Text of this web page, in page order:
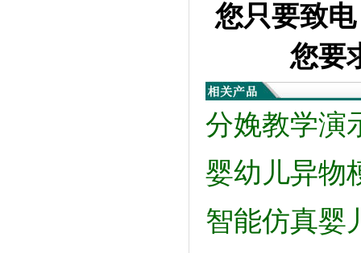
您只要致
您要
分娩教学演
婴幼儿异物
智能仿真婴